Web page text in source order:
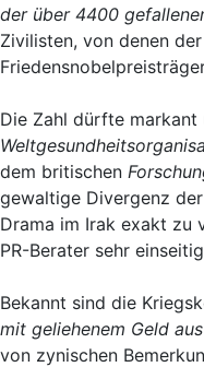
der über 4400
Zivilisten, von denen der
Die Zahl dürfte
dem britischen
gewaltige Divergenz
Drama im Irak exakt zu
PR-Berater sehr
Bekannt sind die
mit geliehenem Geld
von zynischen